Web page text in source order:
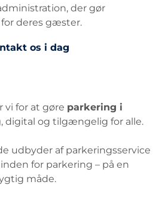
der gør
deres gæster.
os i dag
vi for at gøre parkering i
digital og tilgængelig for alle.
udbyder af parkeringsservice
for parkering – på en
måde.